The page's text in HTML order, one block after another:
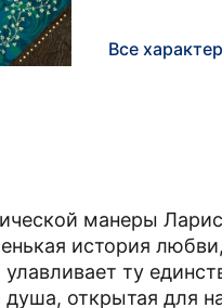
Все
манеры
история
улавливает ту
открытая для